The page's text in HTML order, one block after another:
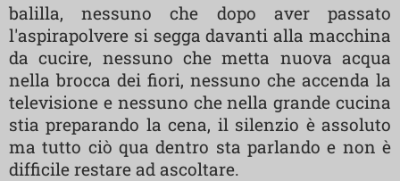
balilla, nessuno che dopo aver passato
l'aspirapolvere si segga davanti alla macchina
da cucire, nessuno che metta nuova acqua
nella brocca dei fiori, nessuno che accenda la
televisione e nessuno che nella grande cucina
stia preparando la cena, il silenzio è assoluto
ma tutto ciò qua dentro sta parlando e non è
difficile restare ad ascoltare.